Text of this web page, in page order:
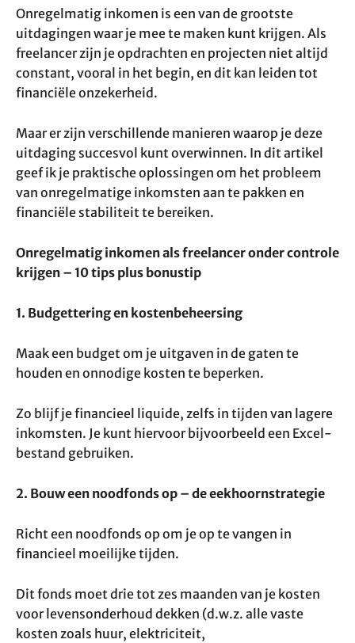
Onregelmatig inkomen is een van de grootste
uitdagingen waar je mee te maken kunt krijgen. Als
freelancer zijn je opdrachten en projecten niet altijd
constant, vooral in het begin, en dit kan leiden tot
financiële onzekerheid.
Maar er zijn verschillende manieren waarop je deze
uitdaging succesvol kunt overwinnen. In dit artikel
geef ik je praktische oplossingen om het probleem
van onregelmatige inkomsten aan te pakken en
financiële stabiliteit te bereiken.
Onregelmatig inkomen als freelancer onder controle
krijgen – 10 tips plus bonustip
1. Budgettering en kostenbeheersing
Maak een budget om je uitgaven in de gaten te
houden en onnodige kosten te beperken.
Zo blijf je financieel liquide, zelfs in tijden van lagere
inkomsten. Je kunt hiervoor bijvoorbeeld een Excel-
bestand gebruiken.
2. Bouw een noodfonds op – de eekhoornstrategie
Richt een noodfonds op om je op te vangen in
financieel moeilijke tijden.
Dit fonds moet drie tot zes maanden van je kosten
voor levensonderhoud dekken (d.w.z. alle vaste
kosten zoals huur, elektriciteit,